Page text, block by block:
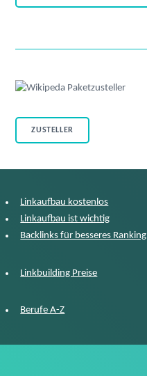
ZUSTELLER
Linkaufbau kostenlos
Linkaufbau ist wichtig
Backlinks für besseres Ranking
Linkbuilding Preise
Berufe A-Z